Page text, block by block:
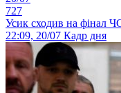
727
Усик сходив на фінал
22:09, 20/07 Кадр дня